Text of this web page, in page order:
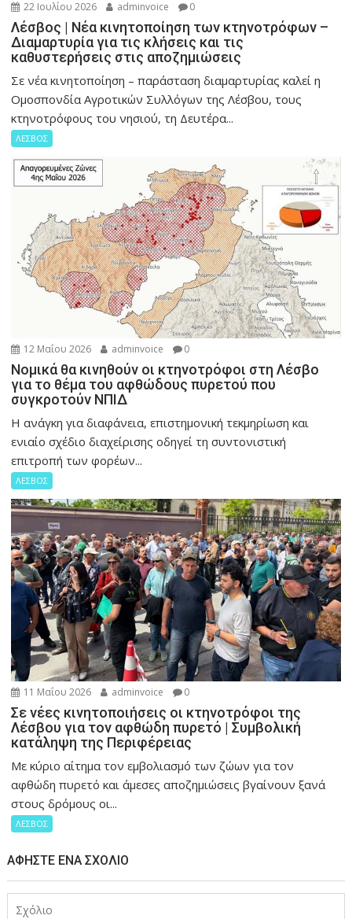
22 Ιουλίου 2026 adminvoice 0
Λέσβος | Νέα κινητοποίηση των κτηνοτρόφων –
Διαμαρτυρία για τις κλήσεις και τις
καθυστερήσεις στις αποζημιώσεις
Σε νέα κινητοποίηση – παράσταση διαμαρτυρίας καλεί η
Ομοσπονδία Αγροτικών Συλλόγων της Λέσβου, τους
κτηνοτρόφους του νησιού, τη Δευτέρα...
ΛΕΣΒΟΣ
12 Μαΐου 2026 adminvoice 0
Νομικά θα κινηθούν οι κτηνοτρόφοι στη Λέσβο
για το θέμα του αφθώδους πυρετού που
συγκροτούν ΝΠΙΔ
Η ανάγκη για διαφάνεια, επιστημονική τεκμηρίωση και
ενιαίο σχέδιο διαχείρισης οδηγεί τη συντονιστική
επιτροπή των φορέων...
ΛΕΣΒΟΣ
11 Μαΐου 2026 adminvoice 0
Σε νέες κινητοποιήσεις οι κτηνοτρόφοι της
Λέσβου για τον αφθώδη πυρετό | Συμβολική
κατάληψη της Περιφέρειας
Με κύριο αίτημα τον εμβολιασμό των ζώων για τον
αφθώδη πυρετό και άμεσες αποζημιώσεις βγαίνουν ξανά
στους δρόμους οι...
ΛΕΣΒΟΣ
ΑΦΉΣΤΕ ΈΝΑ ΣΧΌΛΙΟ